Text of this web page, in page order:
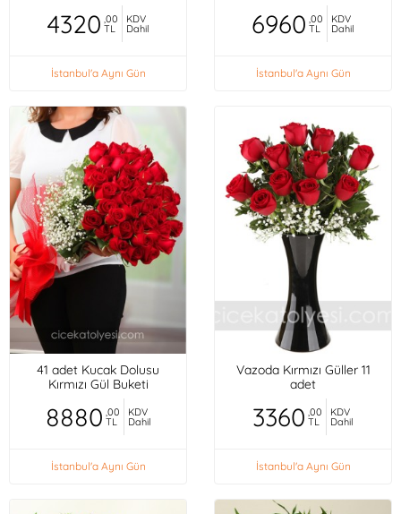
4320 ,00
TL
KDV
Dahil
İstanbul'a Aynı Gün
6960 ,00
TL
KDV
Dahil
İstanbul'a Aynı Gün
41 adet Kucak Dolusu
Kırmızı Gül Buketi
8880 ,00
TL
KDV
Dahil
İstanbul'a Aynı Gün
Vazoda Kırmızı Güller 11
adet
3360 ,00
TL
KDV
Dahil
İstanbul'a Aynı Gün